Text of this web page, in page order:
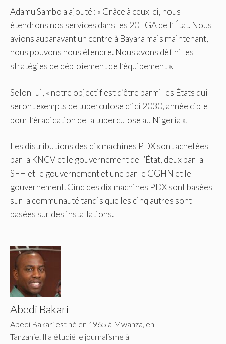
Adamu Sambo a ajouté : « Grâce à ceux-ci, nous
étendrons nos services dans les 20 LGA de l’État. Nous
avions auparavant un centre à Bayara mais maintenant,
nous pouvons nous étendre. Nous avons défini les
stratégies de déploiement de l’équipement ».
Selon lui, « notre objectif est d’être parmi les États qui
seront exempts de tuberculose d’ici 2030, année cible
pour l’éradication de la tuberculose au Nigeria ».
Les distributions des dix machines PDX sont achetées
par la KNCV et le gouvernement de l’État, deux par la
SFH et le gouvernement et une par le GGHN et le
gouvernement. Cinq des dix machines PDX sont basées
sur la communauté tandis que les cinq autres sont
basées sur des installations.
Abedi Bakari
Abedi Bakari est né en 1965 à Mwanza, en
Tanzanie. Il a étudié le journalisme à